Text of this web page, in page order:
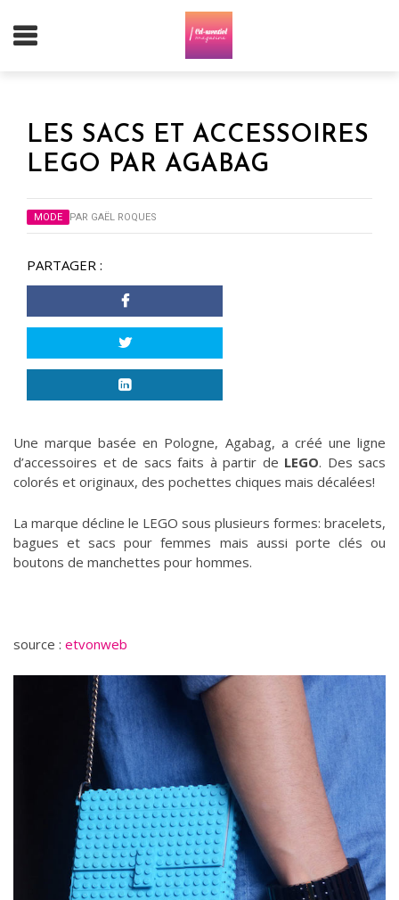
LES SACS ET ACCESSOIRES
LEGO PAR AGABAG
MODE PAR GAËL ROQUES
PARTAGER :
Une marque basée en Pologne, Agabag, a créé une ligne
d’accessoires et de sacs faits à partir de LEGO. Des sacs
colorés et originaux, des pochettes chiques mais décalées!
La marque décline le LEGO sous plusieurs formes: bracelets,
bagues et sacs pour femmes mais aussi porte clés ou
boutons de manchettes pour hommes.
source : etvonweb